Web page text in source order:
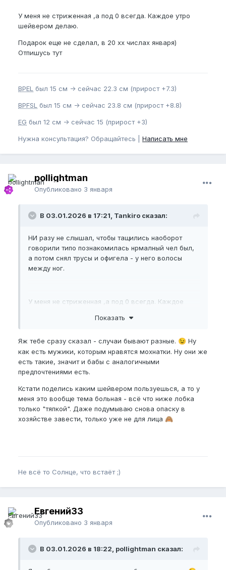
У меня не стриженная ,а под 0 всегда. Каждое утро
шейвером делаю.
Подарок еще не сделал, в 20 хх числах января)
Отпишусь тут
BPEL был 15 см -> сейчас 22.3 см (прирост +7.3)
BPFSL был 15 см -> сейчас 23.8 см (прирост +8.8)
EG был 12 см -> сейчас 15 (прирост +3)
Нужна консультация? Обращайтесь | Написать мне
pollightman
Опубликовано 3 января
В 03.01.2026 в 17:21, Tankiro сказал:
НИ разу не слышал, чтобы тащились наоборот
говорили типо познакомилась нрмалный чел был,
а потом снял трусы и офигела - у него волосы
между ног.
У меня не стриженная ,а под 0 всегда. Каждое
Отпишусь тут
Показать
Яж тебе сразу сказал - случаи бывают разные. 😉 Ну
как есть мужики, которым нравятся мохнатки. Ну они же
есть такие, значит и бабы с аналогичными
предпочтениями есть.
Кстати поделись каким шейвером пользуешься, а то у
меня это вообще тема больная - всё что ниже лобка
только "тяпкой". Даже подумываю снова опаску в
хозяйстве завести, только уже не для лица 🙈
Не всё то Солнце, что встаёт ;)
Евгений33
Опубликовано 3 января
В 03.01.2026 в 18:22, pollightman сказал: